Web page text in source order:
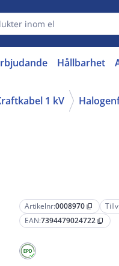
Hållbarhet
1 kV
Artikelnr:0008970 content_copy
EAN:7394479024722 content_copy